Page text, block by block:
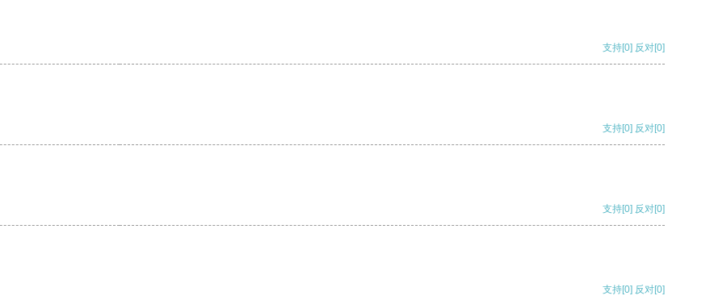
支持[0] 反对[0]
支持[0] 反对[0]
支持[0] 反对[0]
支持[0] 反对[0]